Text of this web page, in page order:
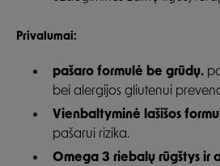
Privalumai:
pašaro formulė be grūdų.
bei alergijos gliutenui
Vienbaltyminė lašišos
pašarui rizika.
Omega 3 riebalų rūgštys ir